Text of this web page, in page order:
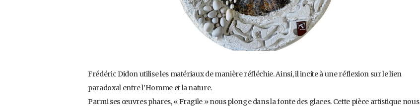
Frédéric Didon utilise les matériaux de manière réfléchie. Ainsi, il incite à une réflexion sur le lien
paradoxal entre l’Homme et la nature.
Parmi ses œuvres phares, « Fragile » nous plonge dans la fonte des glaces. Cette pièce artistique nous